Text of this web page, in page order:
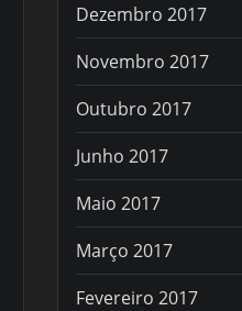
Dezembro 2017
Novembro 2017
Outubro 2017
Junho 2017
Maio 2017
Março 2017
Fevereiro 2017